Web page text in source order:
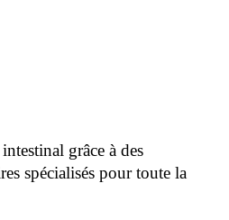
grâce à des
spécialisés pour toute la